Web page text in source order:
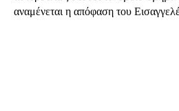
αναμένεται η απόφαση του